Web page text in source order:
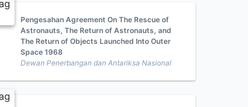
Pengesahan Agreement On The Rescue of
Astronauts, The Return of Astronauts, and
The Return of Objects Launched Into Outer
Space 1968
Dewan Penerbangan dan Antariksa Nasional